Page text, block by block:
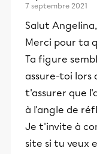
7 septembre 2021
Salut Angelina,
Merci pour ta
Ta figure
assure-toi lors
t'assurer que
à l'angle de
Je t'invite à
site si tu veux